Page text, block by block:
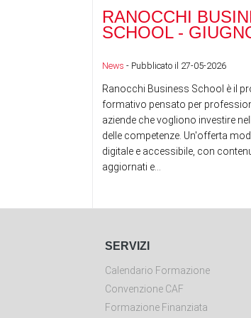
RANOCCHI
SCHOOL -
News - Pubblicato il 27-05-2026
Ranocchi Business School è il
formativo pensato per
aziende che vogliono investire
delle competenze. Un'offerta
digitale e accessibile, con
aggiornati e...
SERVIZI
Calendario Formazione
Convenzione CAF
Formazione Finanziata